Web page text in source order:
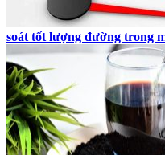
soát tốt lượng đường trong